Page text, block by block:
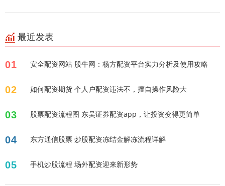
最近发表
01 安全配资网站 股牛网：杨方配资平台实力分析及使用攻略
02 如何配资期货 个人户配资违法不，擅自操作风险大
03 股票配资流程图 东吴证券配资app，让投资变得更简单
04 东方通信股票 炒股配资冻结金解冻流程详解
05 手机炒股流程 场外配资迎来新形势